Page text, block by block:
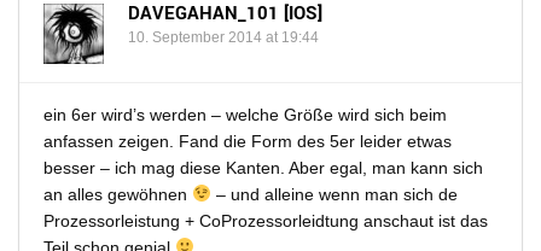
DAVEGAHAN_101 [IOS]
10. September 2014 at 19:44
ein 6er wird’s werden – welche Größe wird sich beim
anfassen zeigen. Fand die Form des 5er leider etwas
besser – ich mag diese Kanten. Aber egal, man kann sich
an alles gewöhnen
– und alleine wenn man sich de
Prozessorleistung + CoProzessorleidtung anschaut ist das